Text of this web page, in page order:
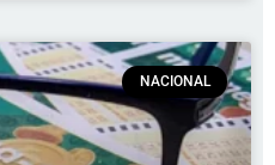
NACIONAL